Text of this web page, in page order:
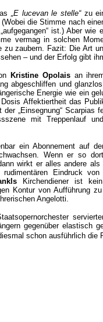
„E lucevan le stelle“ zu
die Stimme nach
ist.) Aber wie
vermag in solchen
zu zaubern. Fazit: Die Art
– und der Erfolg gibt
Kristine Opolaisan
abgeschliffen und
Energie wie ein
Affektiertheit das
„Einsegnung“
mit Treppenlauf
ein Abonnement auf
Wenn er so
wirkt er alles andere
Eindruck
Kirchendiener ist
Kontur von Aufführung
Angelotti.
gegenüber elastisch
schon ausführlich die